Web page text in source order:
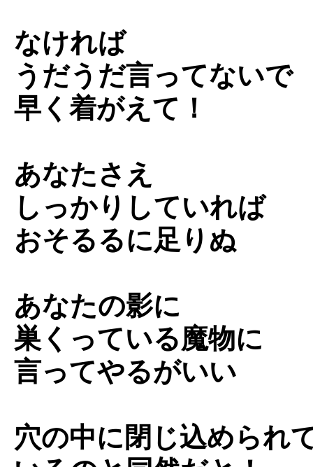
なければ
うだうだ言ってないで
早く着がえて！
あなたさえ
しっかりしていれば
おそるるに足りぬ
あなたの影に
巣くっている魔物に
言ってやるがいい
穴の中に閉じ込められ